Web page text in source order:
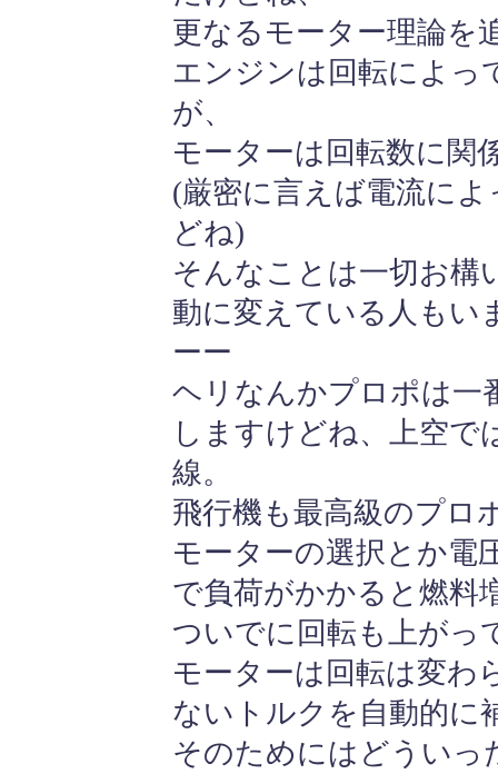
更なるモーター理論を
エンジンは回転によっ
が、
モーターは回転数に関
(厳密に言えば電流に
どね)
そんなことは一切お構
動に変えている人も
ーー
ヘリなんかプロポは一
しますけどね、上空で
線。
飛行機も最高級のプロ
モーターの選択とか電
で負荷がかかると燃料
ついでに回転も上がっ
モーターは回転は変わ
ないトルクを自動的に
そのためにはどういっ